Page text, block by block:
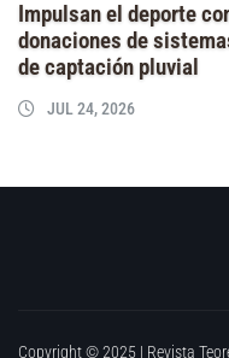
Impulsan el deporte
donaciones de
de captación pluvial
JUL 24, 2026
Copyright © 2025 | Revista